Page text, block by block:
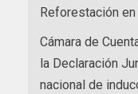
Reforestación
Cámara de
la Declaración
nacional de